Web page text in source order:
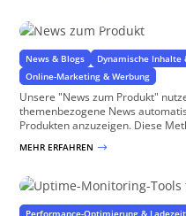
für WordPress und WooCommerce
News & Blogs
Dynamische
Online-Marketing & Werbung
Unsere "News zum Produkt"
themenbezogene News
Produkten anzuzeigen. Diese
MEHR ERFAHREN $
für WordPress-Websites
Performance-Optimierung &